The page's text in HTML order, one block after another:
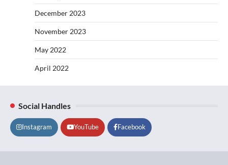
December 2023
November 2023
May 2022
April 2022
Social Handles
Instagram YouTube Facebook